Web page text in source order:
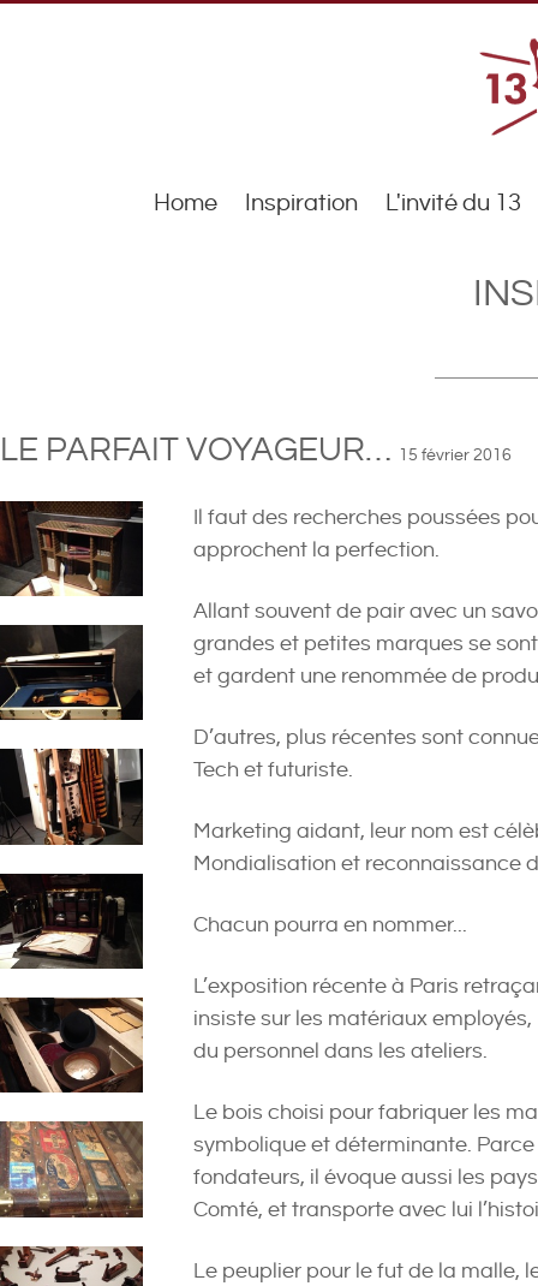
Home Inspiration L'invité du 13
LE PARFAIT VOYAGEUR… 15 février 2016
Il faut des recherches poussées
approchent la perfection.
Allant souvent de pair avec un
grandes et petites marques se
et gardent une renommée de
D’autres, plus récentes sont
Tech et futuriste.
Marketing aidant, leur nom est
Mondialisation et reconnaissance
Chacun pourra en nommer...
L’exposition récente à Paris
insiste sur les matériaux
du personnel dans les ateliers.
Le bois choisi pour fabriquer les
symbolique et déterminante.
fondateurs, il évoque aussi les
Comté, et transporte avec lui
Le peuplier pour le fut de la malle,